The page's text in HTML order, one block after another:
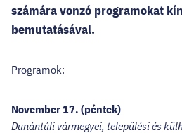
számára vonzó programokat
bemutatásával.
Programok:
November 17. (péntek)
Dunántúli vármegyei, települési és